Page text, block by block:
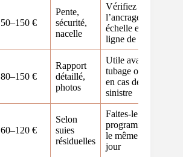
50–150 €
Pente,
sécurité,
nacelle
Vérifiez
l’ancrage
échelle et la
ligne de vie
80–150 €
Rapport
détaillé,
photos
Utile avant
tubage ou
en cas de
sinistre
60–120 €
Selon
suies
résiduelles
Faites-le
programmer
le même
jour